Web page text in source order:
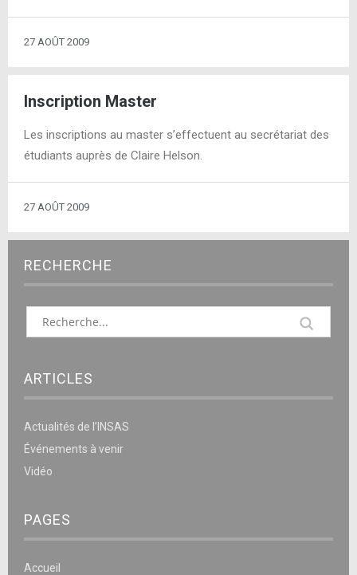
27 AOÛT 2009
Inscription Master
Les inscriptions au master s’effectuent au secrétariat des
étudiants auprès de Claire Helson.
27 AOÛT 2009
RECHERCHE
ARTICLES
Actualités de l’INSAS
Événements à venir
Vidéo
PAGES
Accueil